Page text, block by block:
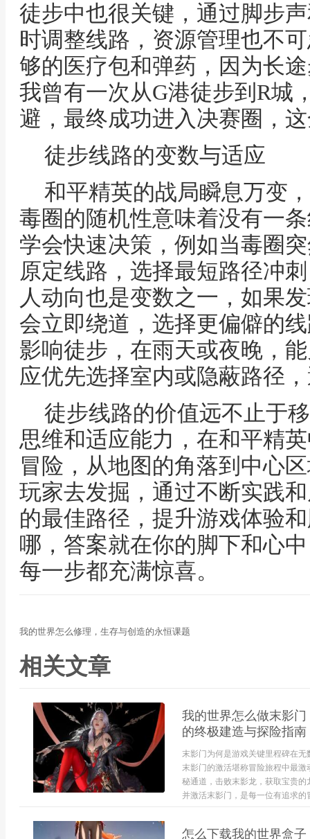
徒步中也很关键，通过脚步
时调整线路，资源管理也不
够的医疗包和弹药，因为长
我曾有一次从G港徒步到R城
避，最终成功进入决赛圈，
徒步线路的变数与适应
和平精英的战局瞬息万变
毒圈的随机性意味着没有一
学会快速决策，例如当毒圈
原定线路，选择最短路径冲
人动向也是变数之一，如果
会立即绕道，选择更偏僻的
影响徒步，在雨天或夜晚，
应优先选择室内或隐蔽路径
徒步线路的价值远不止于
思维和适应能力，在和平精
冒险，从地图的角落到中心
玩家去发掘，通过不断实践
的最佳路径，提升游戏体验
哪，答案就在你的脚下和心
每一步都充满惊喜。
我的世界怎么修理，生存与创造的永恒课题
相关文章
我的世界怎么做末影
的终极建造与探险指南
末影门为何是游戏关键里程碑在
末影门的激活堪称冒险旅程中最
秘通道，击败末影龙，获取宝贵
并激活末影门，是每一位有追求
怎么下载我的世界盒